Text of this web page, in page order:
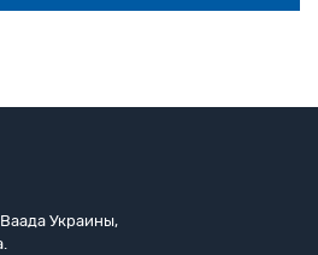
Украины,